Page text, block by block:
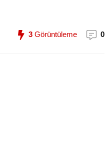
3 Görüntüleme 0